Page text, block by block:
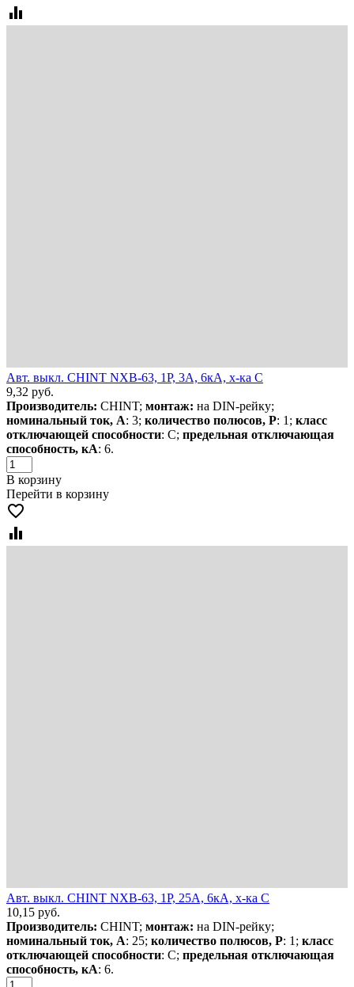
equalizer
Авт. выкл. CHINT NXB-63, 1P, 3А, 6кА, х-ка C
9,32 руб.
Производитель: CHINT; монтаж: на DIN-рейку;
номинальный ток, А: 3; количество полюсов, Р: 1; класс
отключающей способности: С; предельная отключающая
способность, кА: 6.
В корзину
Перейти в корзину
favorite_border
equalizer
Авт. выкл. CHINT NXB-63, 1P, 25А, 6кА, х-ка C
10,15 руб.
Производитель: CHINT; монтаж: на DIN-рейку;
номинальный ток, А: 25; количество полюсов, Р: 1; класс
отключающей способности: С; предельная отключающая
способность, кА: 6.